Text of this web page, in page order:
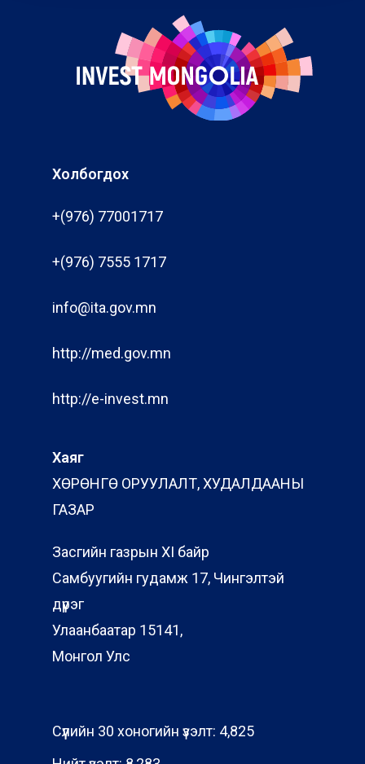
Холбогдох
+(976) 77001717
+(976) 7555 1717
info@ita.gov.mn
http://med.gov.mn
http://e-invest.mn
Хаяг
ХӨРӨНГӨ ОРУУЛАЛТ, ХУДАЛДААНЫ
ГАЗАР
Засгийн газрын XI байр
Самбуугийн гудамж 17, Чингэлтэй
дүүрэг
Улаанбаатар 15141,
Монгол Улс
Сүүлийн 30 хоногийн үзэлт: 4,825